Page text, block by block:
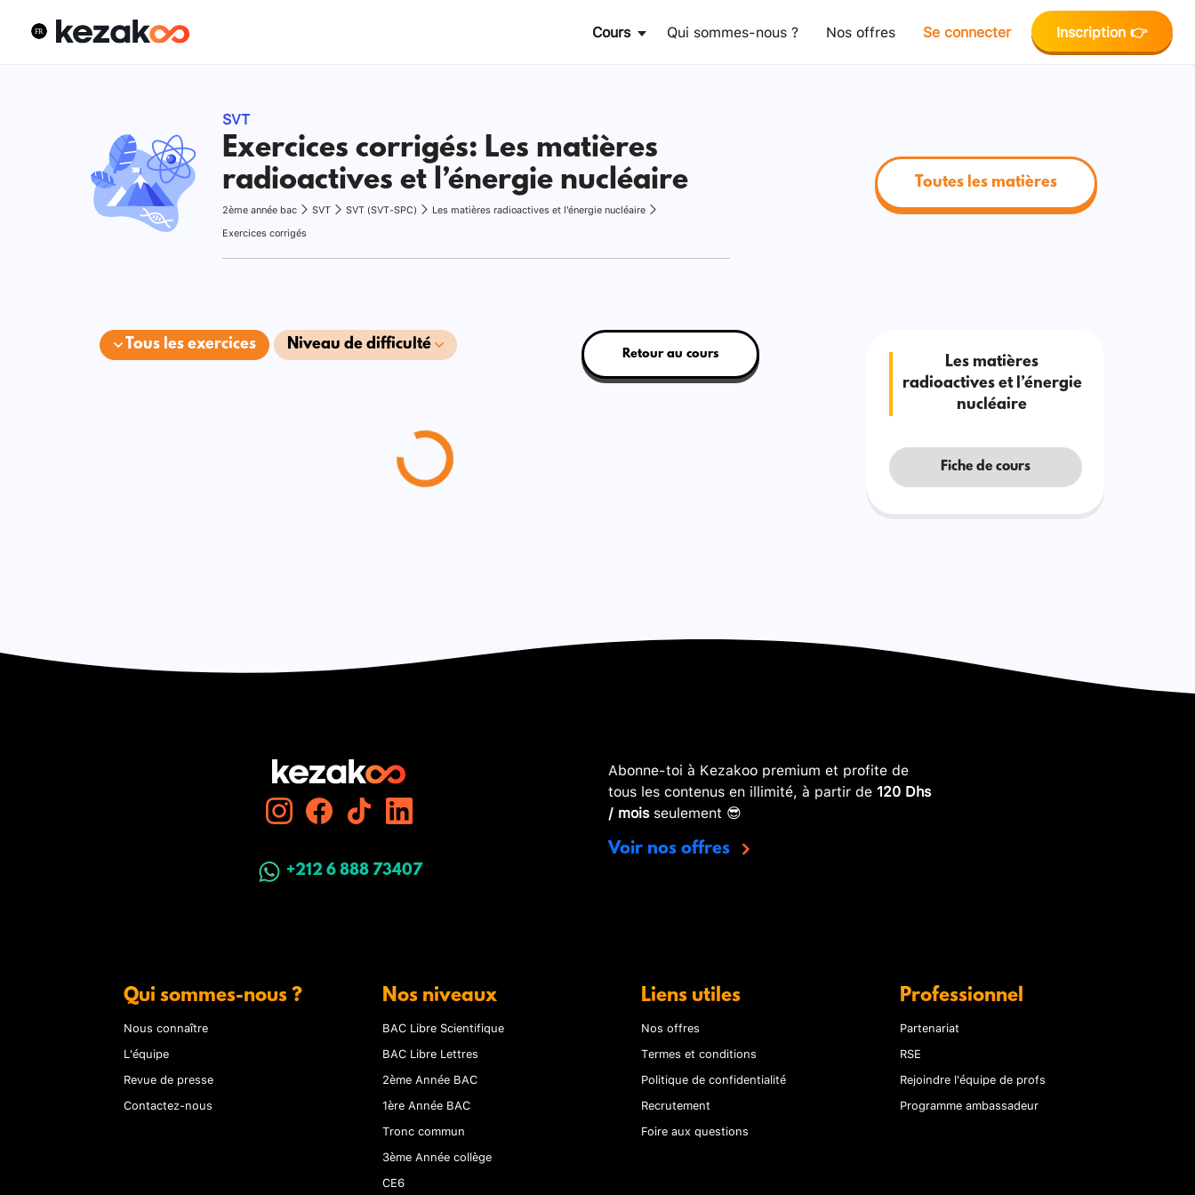
Cours Qui sommes-nous ? Nos offres Se connecter Inscription 👉
SVT
Exercices corrigés: Les matières
radioactives et l’énergie nucléaire
2ème année bac SVT SVT (SVT-SPC)
Les matières radioactives et l’énergie nucléaire
Exercices corrigés
Toutes les matières
Tous les exercices Niveau de difficulté
Retour au cours
Les matières
radioactives et l’énergie
nucléaire
Fiche de cours
+212 6 888 73407
Abonne-toi à Kezakoo premium et profite de
tous les contenus en illimité, à partir de 120 Dhs
/ moisseulement 😎
Voir nos offres
Qui sommes-nous ?
Nous connaître
L'équipe
Revue de presse
Contactez-nous
Nos niveaux
BAC Libre Scientifique
BAC Libre Lettres
2ème Année BAC
1ère Année BAC
Tronc commun
3ème Année collège
CE6
Liens utiles
Nos offres
Termes et conditions
Politique de confidentialité
Recrutement
Foire aux questions
Professionnel
Partenariat
RSE
Rejoindre l'équipe de profs
Programme ambassadeur